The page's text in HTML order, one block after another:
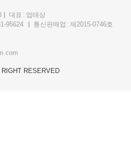
대표
엄태상
95624 통신판매업
제2015-0746호
RESERVED